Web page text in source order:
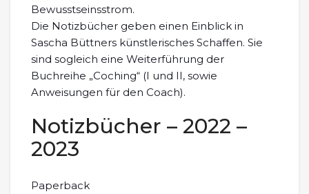
Bewusstseinsstrom.
Die Notizbücher geben einen Einblick in
Sascha Büttners künstlerisches Schaffen. Sie
sind sogleich eine Weiterführung der
Buchreihe „Coching“ (I und II, sowie
Anweisungen für den Coach).
Notizbücher – 2022 –
2023
Paperback